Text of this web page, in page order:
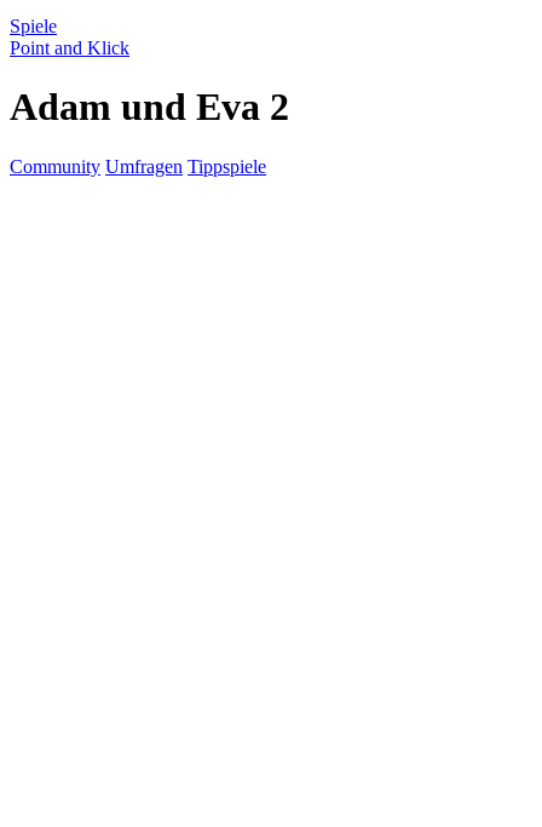
Spiele
Point and Klick
Adam und Eva 2
Community Umfragen Tippspiele